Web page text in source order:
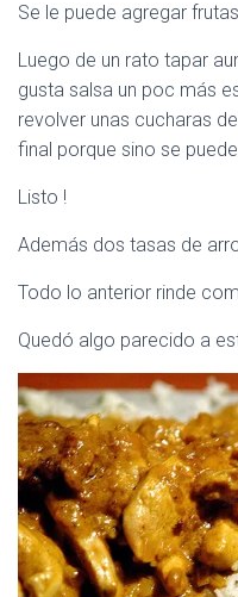
Se le puede agregar
Luego de un rato tapar
gusta salsa un poc más
revolver unas cucharas
final porque sino se
Listo !
Además dos tasas de
Todo lo anterior rinde
Quedó algo parecido a